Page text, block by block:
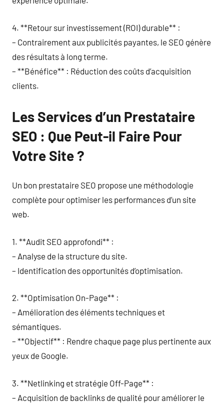
4. **Retour sur investissement (ROI) durable** :
– Contrairement aux publicités payantes, le SEO génère
des résultats à long terme.
– **Bénéfice** : Réduction des coûts d’acquisition
clients.
Les Services d’un Prestataire
SEO : Que Peut-il Faire Pour
Votre Site ?
Un bon prestataire SEO propose une méthodologie
complète pour optimiser les performances d’un site
web.
1. **Audit SEO approfondi** :
– Analyse de la structure du site.
– Identification des opportunités d’optimisation.
2. **Optimisation On-Page** :
– Amélioration des éléments techniques et
sémantiques.
– **Objectif** : Rendre chaque page plus pertinente aux
yeux de Google.
3. **Netlinking et stratégie Off-Page** :
– Acquisition de backlinks de qualité pour améliorer le